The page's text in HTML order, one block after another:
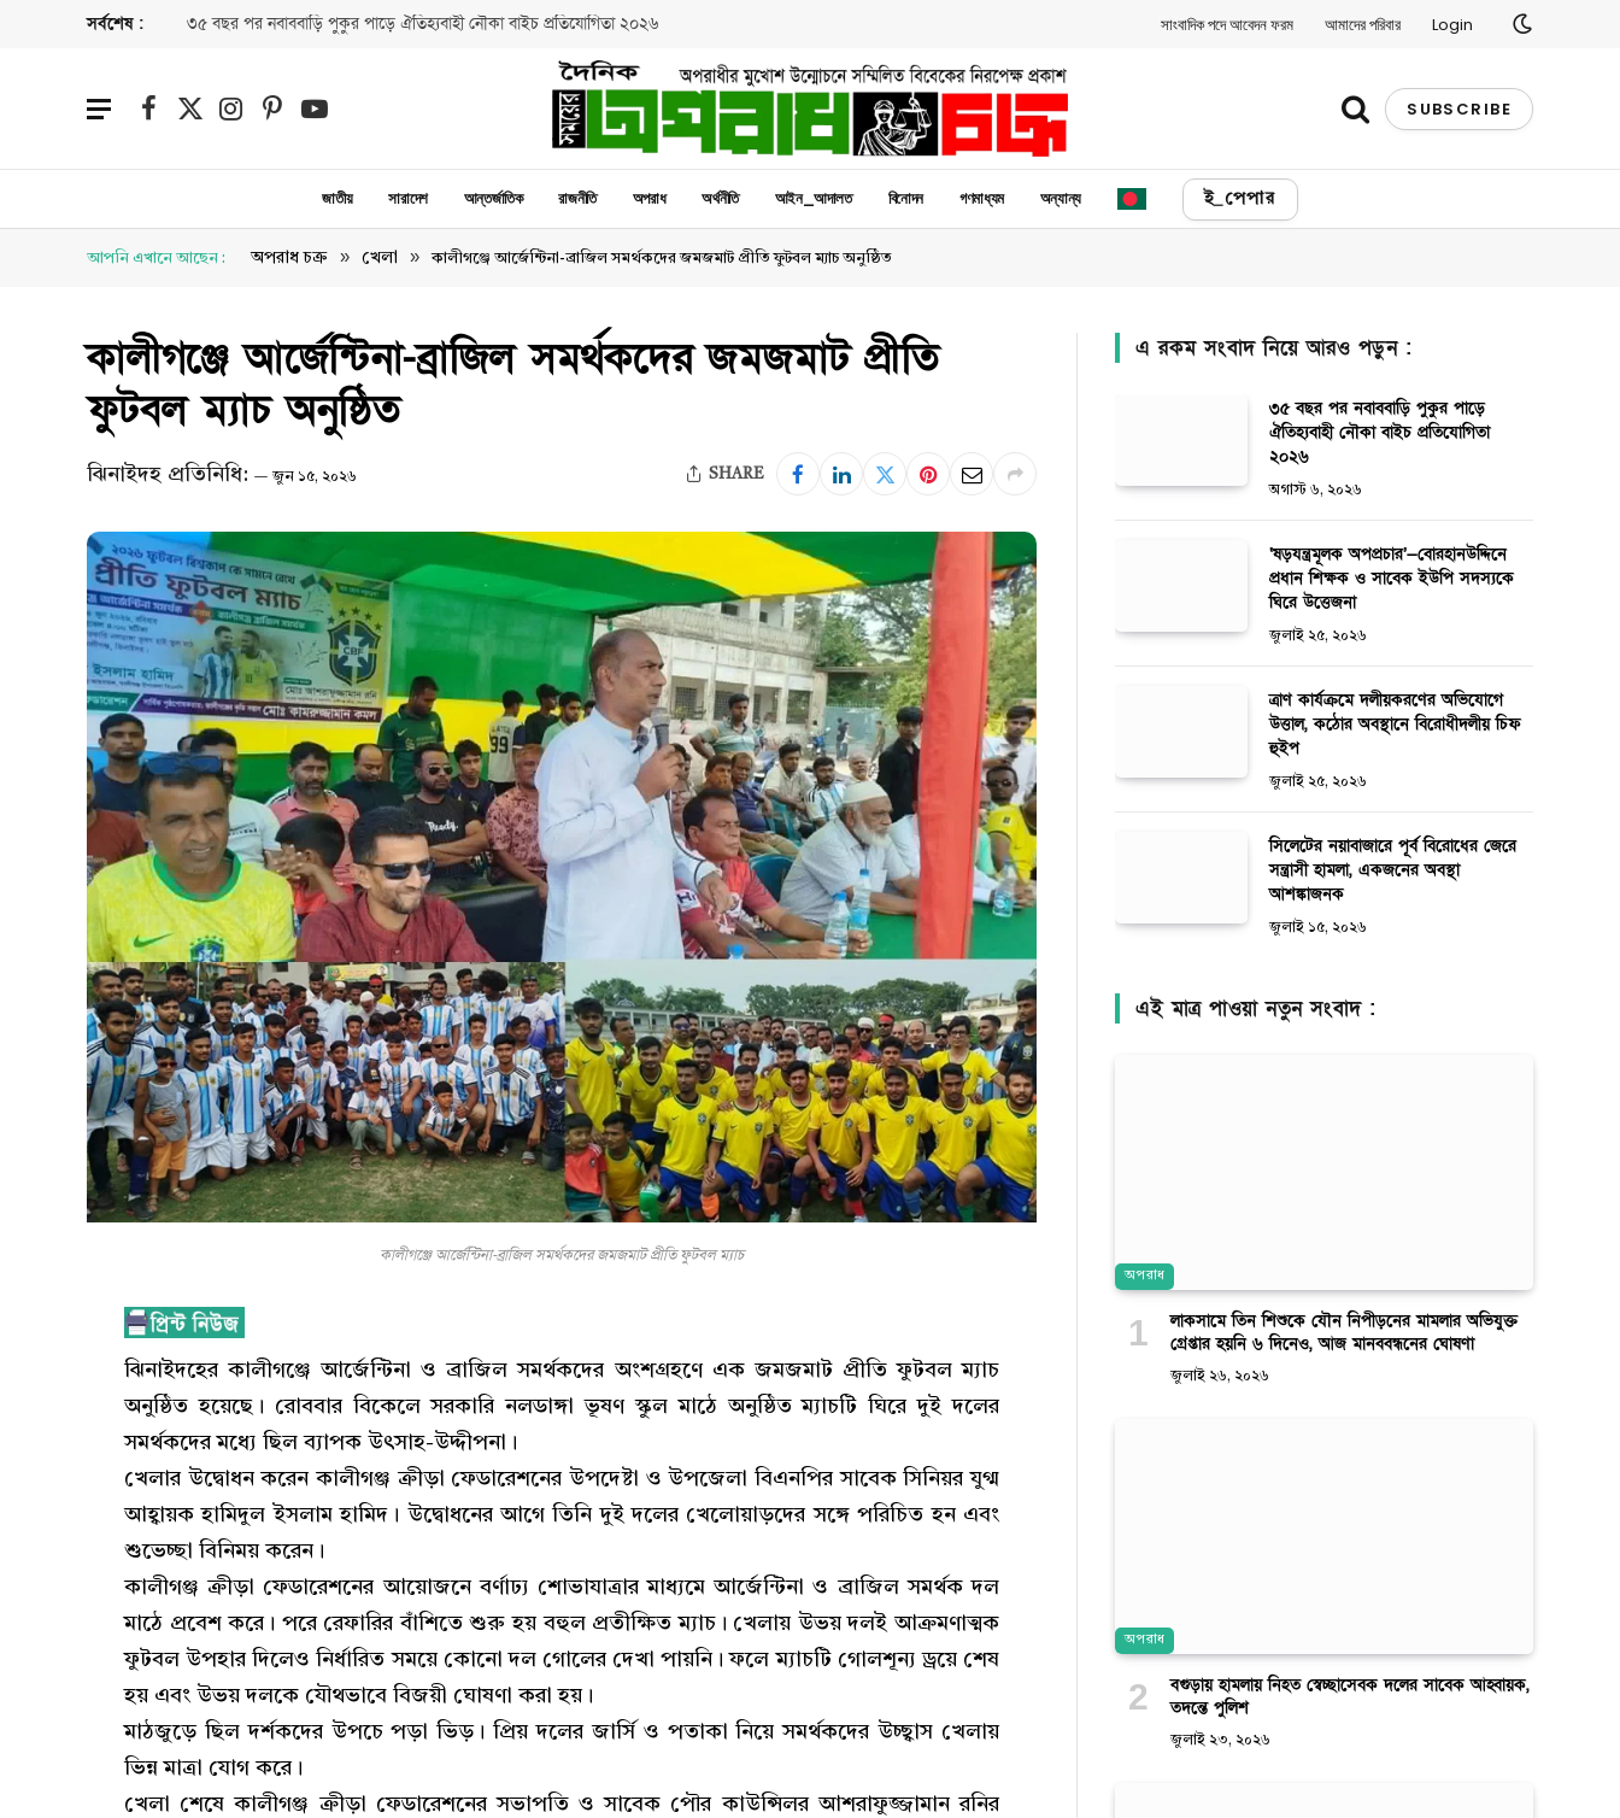
সর্বশেষ : ৩৫ বছর পর নবাববাড়ি পুকুর পাড়ে ঐতিহ্যবাহী নৌকা বাইচ প্রতিযোগিতা ২০২৬ সাংবাদিক পদে আবেদন ফরম আমাদের পরিবার Login
Facebook
X
Instagram
PinterestYouTube SUBSCRIBE
জাতীয় সারাদেশ আন্তর্জাতিক রাজনীতি অপরাধ অর্থনীতি আইন_আদালত বিনোদন গণমাধ্যম অন্যান্য ই_পেপার
আপনি এখানে আছেন : অপরাধ চক্র » খেলা » কালীগঞ্জে আর্জেন্টিনা-ব্রাজিল সমর্থকদের জমজমাট প্রীতি ফুটবল ম্যাচ অনুষ্ঠিত
কালীগঞ্জে আর্জেন্টিনা-ব্রাজিল সমর্থকদের জমজমাট প্রীতি
ফুটবল ম্যাচ অনুষ্ঠিত
ঝিনাইদহ প্রতিনিধি: জুন ১৫, ২০২৬ SHARE
কালীগঞ্জে আর্জেন্টিনা-ব্রাজিল সমর্থকদের জমজমাট প্রীতি ফুটবল ম্যাচ
ঝিনাইদহের কালীগঞ্জে আর্জেন্টিনা ও ব্রাজিল সমর্থকদের অংশগ্রহণে এক জমজমাট প্রীতি ফুটবল ম্যাচ
অনুষ্ঠিত হয়েছে। রোববার বিকেলে সরকারি নলডাঙ্গা ভূষণ স্কুল মাঠে অনুষ্ঠিত ম্যাচটি ঘিরে দুই দলের
সমর্থকদের মধ্যে ছিল ব্যাপক উৎসাহ-উদ্দীপনা।
খেলার উদ্বোধন করেন কালীগঞ্জ ক্রীড়া ফেডারেশনের উপদেষ্টা ও উপজেলা বিএনপির সাবেক সিনিয়র যুগ্ম
আহ্বায়ক হামিদুল ইসলাম হামিদ। উদ্বোধনের আগে তিনি দুই দলের খেলোয়াড়দের সঙ্গে পরিচিত হন এবং
শুভেচ্ছা বিনিময় করেন।
কালীগঞ্জ ক্রীড়া ফেডারেশনের আয়োজনে বর্ণাঢ্য শোভাযাত্রার মাধ্যমে আর্জেন্টিনা ও ব্রাজিল সমর্থক দল
মাঠে প্রবেশ করে। পরে রেফারির বাঁশিতে শুরু হয় বহুল প্রতীক্ষিত ম্যাচ। খেলায় উভয় দলই আক্রমণাত্মক
ফুটবল উপহার দিলেও নির্ধারিত সময়ে কোনো দল গোলের দেখা পায়নি। ফলে ম্যাচটি গোলশূন্য ড্রয়ে শেষ
হয় এবং উভয় দলকে যৌথভাবে বিজয়ী ঘোষণা করা হয়।
মাঠজুড়ে ছিল দর্শকদের উপচে পড়া ভিড়। প্রিয় দলের জার্সি ও পতাকা নিয়ে সমর্থকদের উচ্ছ্বাস খেলায়
ভিন্ন মাত্রা যোগ করে।
খেলা শেষে কালীগঞ্জ ক্রীড়া ফেডারেশনের সভাপতি ও সাবেক পৌর কাউন্সিলর আশরাফুজ্জামান রনির
এ রকম সংবাদ নিয়ে আরও পড়ুন :
৩৫ বছর পর নবাববাড়ি পুকুর পাড়ে
ঐতিহ্যবাহী নৌকা বাইচ প্রতিযোগিতা
২০২৬
অগাস্ট ৬, ২০২৬
‘ষড়যন্ত্রমূলক অপপ্রচার’—বোরহানউদ্দিনে
প্রধান শিক্ষক ও সাবেক ইউপি সদস্যকে
ঘিরে উত্তেজনা
জুলাই ২৫, ২০২৬
ত্রাণ কার্যক্রমে দলীয়করণের অভিযোগে
উত্তাল, কঠোর অবস্থানে বিরোধীদলীয় চিফ
হুইপ
জুলাই ২৫, ২০২৬
সিলেটের নয়াবাজারে পূর্ব বিরোধের জেরে
সন্ত্রাসী হামলা, একজনের অবস্থা
আশঙ্কাজনক
জুলাই ১৫, ২০২৬
এই মাত্র পাওয়া নতুন সংবাদ :
অপরাধ
লাকসামে তিন শিশুকে যৌন নিপীড়নের মামলার অভিযুক্ত
গ্রেপ্তার হয়নি ৬ দিনেও, আজ মানববন্ধনের ঘোষণা
জুলাই ২৬, ২০২৬
অপরাধ
বগুড়ায় হামলায় নিহত স্বেচ্ছাসেবক দলের সাবেক আহ্বায়ক,
তদন্তে পুলিশ
জুলাই ২৩, ২০২৬